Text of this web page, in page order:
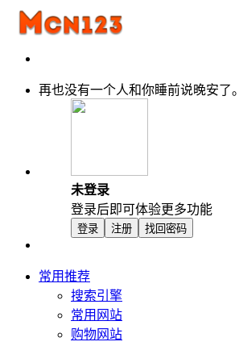
再也没有一个人和你睡前说晚安了。
未登录
登录后即可体验更多功能
登录 注册 找回密码
常用推荐
搜索引擎
常用网站
购物网站